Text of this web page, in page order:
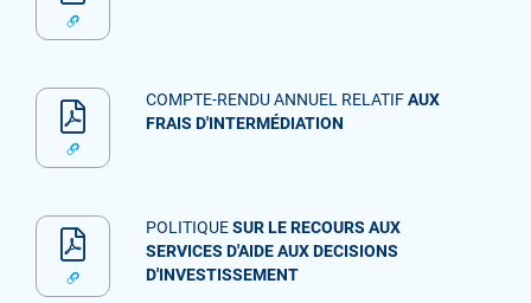
COMPTE-RENDU ANNUEL RELATIFAUX
FRAIS D'INTERMÉDIATION
POLITIQUESUR LE RECOURS AUX
SERVICES D'AIDE AUX DECISIONS
D'INVESTISSEMENT